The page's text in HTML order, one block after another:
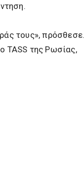
τους», πρόσθεσε.
TASS της Ρωσίας,